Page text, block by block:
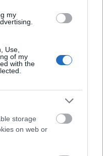
my
Use,
of my
with the
storage
on web or
a
az Ikrek